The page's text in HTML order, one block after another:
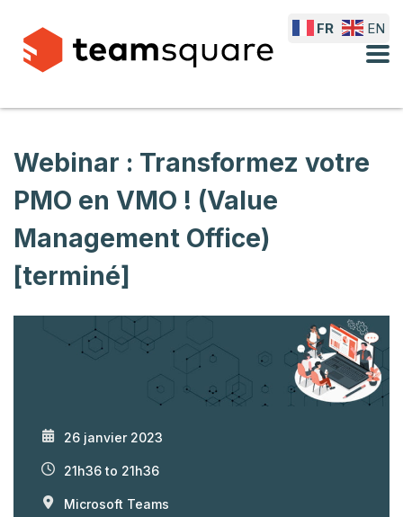
Webinar : Transformez votre
PMO en VMO ! (Value
Management Office)
[terminé]
26 janvier 2023
21h36 to 21h36
Microsoft Teams
FR EN